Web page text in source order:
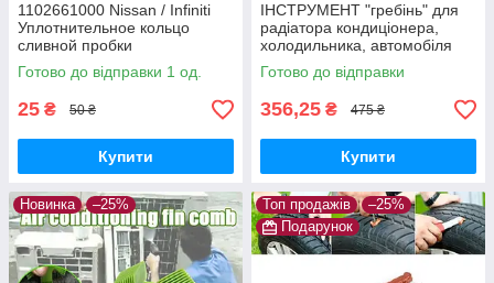
1102661000 Nissan / Infiniti
Уплотнительное кольцо
сливной пробки
Готово до відправки 1 од.
25 ₴ 50 ₴
Купити
ІНСТРУМЕНТ "гребінь" для
радіатора кондиціонера,
холодильника, автомобіля
(очищення, ремонт)
Готово до відправки
356,25 ₴ 475 ₴
Купити
Новинка –25% Топ продажів
–25%
Подарунок